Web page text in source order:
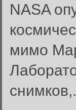
NASA
мимо